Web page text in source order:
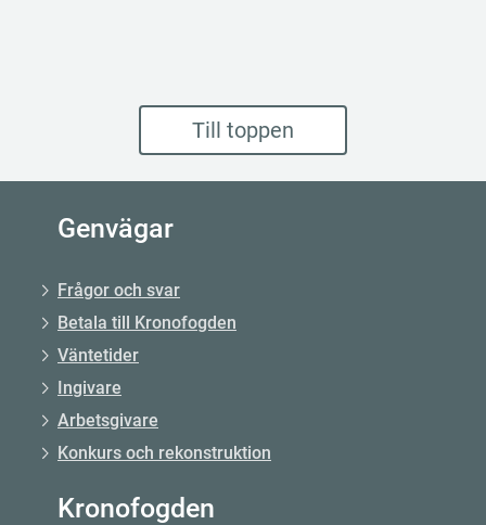
Till toppen
Genvägar
Frågor och svar
Betala till Kronofogden
Väntetider
Ingivare
Arbetsgivare
Konkurs och rekonstruktion
Kronofogden